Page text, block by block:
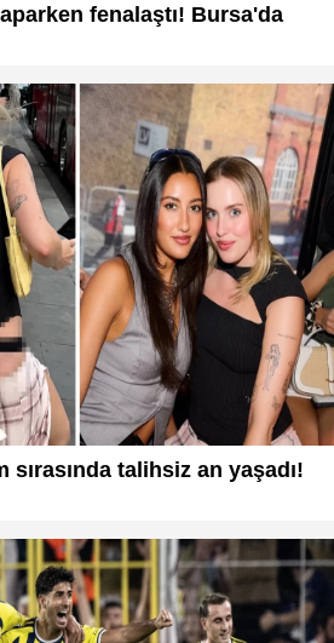
fenalaştı! Bursa'da
talihsiz an yaşadı!